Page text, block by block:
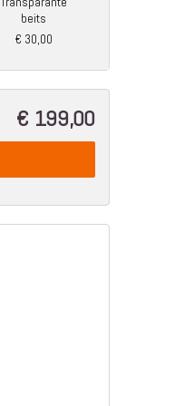
beits
€ 30,00
€ 199,00